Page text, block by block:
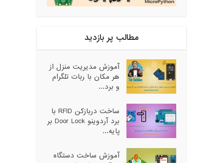
مطالب پر بازدید
آموزش مدیریت منزل از
هر مکان با ربات تلگرام
و برد...
ساخت دربازکن RFID با
برد آردوینو Door Lock بر
پایه...
آموزش ساخت دستگاه